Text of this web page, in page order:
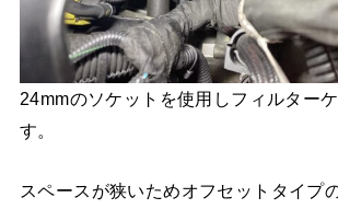
24mmのソケットを使用しフィルター
す。
スペースが狭いためオフセットタイプ